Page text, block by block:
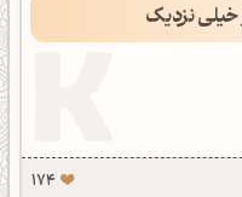
خیلی نزدیک
174